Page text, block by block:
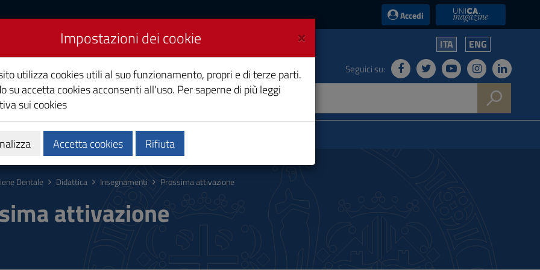
Accedi UniCA News
ITA ENG
Seguici su:
Calendari e orari Qualità e miglioramento
Dentale Didattica Insegnamenti Prossima attivazione
attivazione
×
Impostazioni dei cookie
utilizza cookies utili al suo funzionamento, propri e di terze parti.
su accetta cookies acconsenti all'uso. Per saperne di più leggi
sui cookies
Accetta cookies Rifiuta